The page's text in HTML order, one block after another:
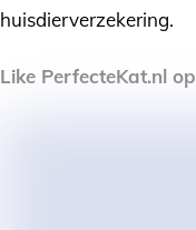
huisdierverzekering.
Like PerfecteKat.nl op